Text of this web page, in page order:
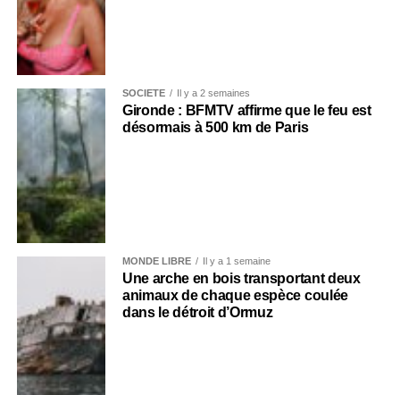
SOCIÉTÉ Il y a 2 semaines
Gironde : BFMTV affirme que le feu est
désormais à 500 km de Paris
MONDE LIBRE Il y a 1 semaine
Une arche en bois transportant deux
animaux de chaque espèce coulée
dans le détroit d’Ormuz